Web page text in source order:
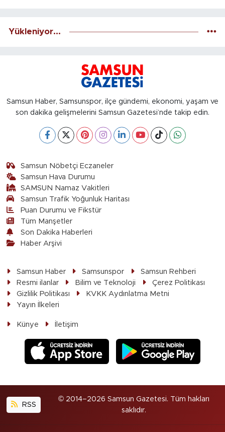
Yükleniyor...
Samsun Haber, Samsunspor, ilçe gündemi, ekonomi, yaşam ve
son dakika gelişmelerini Samsun Gazetesi’nde takip edin.
Samsun Nöbetçi Eczaneler
Samsun Hava Durumu
SAMSUN Namaz Vakitleri
Samsun Trafik Yoğunluk Haritası
Puan Durumu ve Fikstür
Tüm Manşetler
Son Dakika Haberleri
Haber Arşivi
Samsun Haber Samsunspor
Samsun Rehberi
Resmi ilanlar
Bilim ve Teknoloji
Çerez Politikası
Gizlilik Politikası
KVKK Aydınlatma Metni
Yayın İlkeleri
Künye İletişim
RSS
© 2014–2026 Samsun Gazetesi. Tüm hakları
saklıdır.